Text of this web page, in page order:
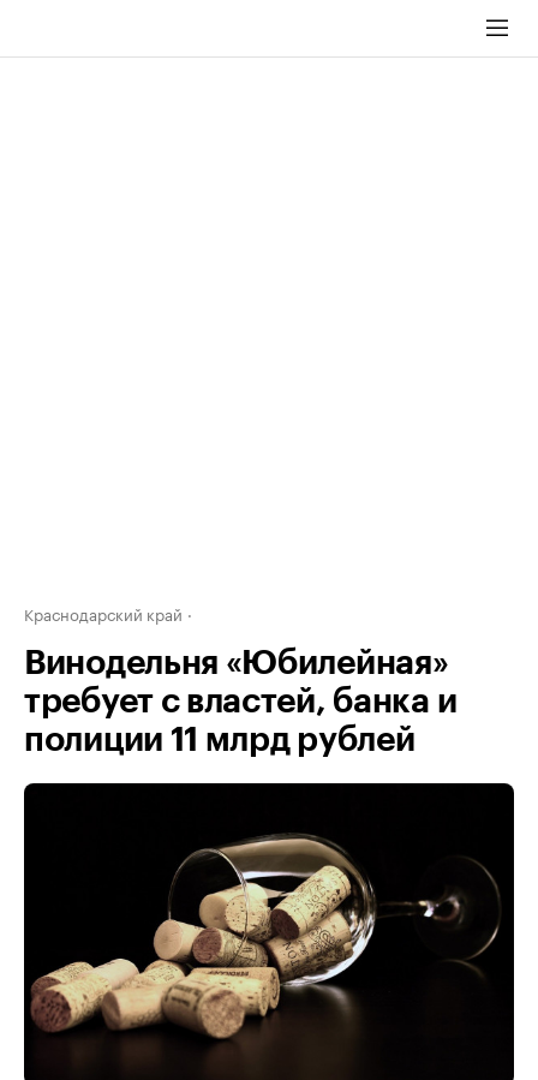
Краснодарский край
Винодельня «Юбилейная»
требует с властей, банка и
полиции 11 млрд рублей